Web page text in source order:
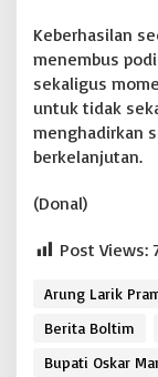
Keberhasilan
menembus
sekaligus
untuk tidak
menghadirkan
berkelanjutan.
(Donal)
Post Views:
Arung Larik
Berita Boltim
Bupati Oskar